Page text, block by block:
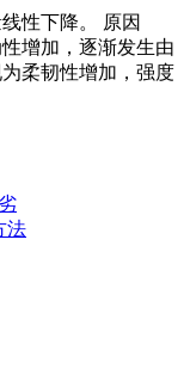
性下降。 原因
增加，逐渐发生由
柔韧性增加，强度
法